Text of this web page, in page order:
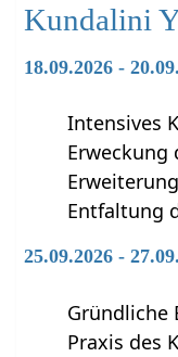
Kundalini
18.09.2026 -
Intensives
Erweckung
Entfaltung
25.09.2026 -
Gründliche
Praxis des